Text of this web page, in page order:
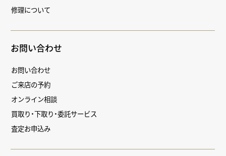
修理について
お問い合わせ
お問い合わせ
ご来店の予約
オンライン相談
買取り・下取り・委託サービス
査定お申込み